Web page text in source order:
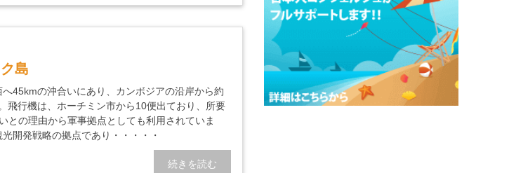
島
45kmの沖合いにあり、カンボジアの沿岸から約
飛行機は、ホーチミン市から10便出ており、所要
との理由から軍事拠点としても利用されていま
開発戦略の拠点であり・・・・・
続きを読む